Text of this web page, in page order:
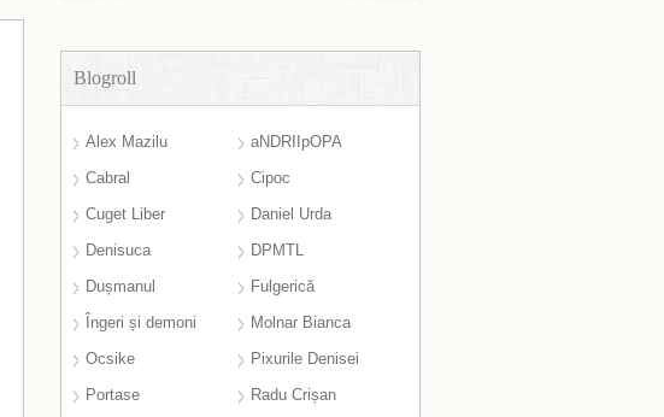
Blogroll
Alex Mazilu
aNDRIIpOPA
Cabral
Cipoc
Cuget Liber
Daniel Urda
Denisuca
DPMTL
Dușmanul
Fulgerică
Îngeri și demoni
Molnar Bianca
Ocsike
Pixurile Denisei
Portase
Radu Crișan